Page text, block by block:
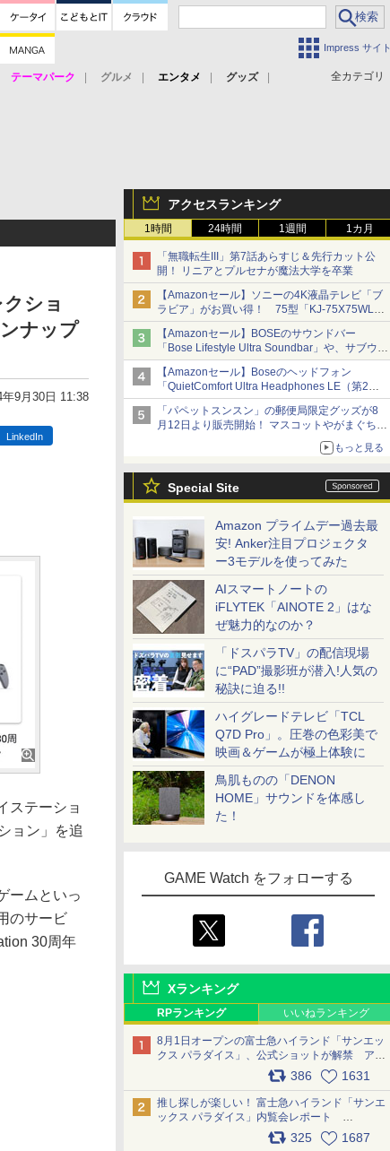
Impress サイト
全カテゴリ
テーマパーク グルメ エンタメ
グッズ
アクセスランキング
1時間 24時間 1週間 1カ月
「無職転生III」第7話あらすじ＆先行カット公
開！ リニアとプルセナが魔法大学を卒業
【Amazonセール】ソニーの4K液晶テレビ「ブ
ラビア」がお買い得！ 75型「KJ-75X75WL」
などラインナップ
【Amazonセール】BOSEのサウンドバー
「Bose Lifestyle Ultra Soundbar」や、サブウー
ファー「Bose Lifestyle Ultra Subwoofer」など
お買い得！
【Amazonセール】Boseのヘッドフォン
「QuietComfort Ultra Headphones LE（第2世
代）」などお買い得価格で登場
イマーシブオーディオで臨場感ある音楽体験が
楽しめる
「パペットスンスン」の郵便局限定グッズが8
月12日より販売開始！ マスコットやがまぐち、
もっと見る
Special Site
Amazon プライムデー過去最
安! Anker注目プロジェクタ
ー3モデルを使ってみた
AIスマートノートの
iFLYTEK「AINOTE 2」はな
ぜ魅力的なのか？
「ドスパラTV」の配信現場
に“PAD”撮影班が潜入!人気の
秘訣に迫る!!
ハイグレードテレビ「TCL
Q7D Pro」。圧巻の色彩美で
映画＆ゲームが極上体験に
鳥肌ものの「DENON
HOME」サウンドを体感し
た！
GAME Watch をフォローする
Xランキング
RPランキング いいねランキング
8月1日オープンの富士急ハイランド「サンエッ
クス パラダイス」、公式ショットが解禁 アト
ラクション、メニュー、グッズ写真を一覧で紹
介 pic.x.com/bDYkq8oRFu
386 1631
推し探しが楽しい！ 富士急ハイランド「サンエ
ックス パラダイス」内覧会レポート
325 1687
ショ
ナップ
年9月30日 11:38
LinkedIn
ステーショ
ョン」を追
ームといっ
のサービ
30周年